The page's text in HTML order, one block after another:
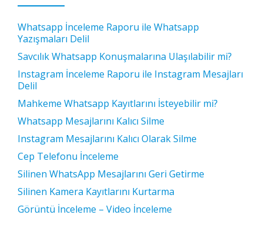
Whatsapp İnceleme Raporu ile Whatsapp
Yazışmaları Delil
Savcılık Whatsapp Konuşmalarına Ulaşılabilir mi?
Instagram İnceleme Raporu ile Instagram Mesajları
Delil
Mahkeme Whatsapp Kayıtlarını İsteyebilir mi?
Whatsapp Mesajlarını Kalıcı Silme
Instagram Mesajlarını Kalıcı Olarak Silme
Cep Telefonu İnceleme
Silinen WhatsApp Mesajlarını Geri Getirme
Silinen Kamera Kayıtlarını Kurtarma
Görüntü İnceleme – Video İnceleme